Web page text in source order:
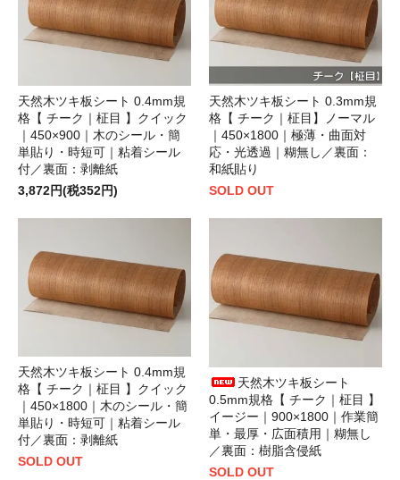
天然木ツキ板シート 0.4mm規
格【 チーク｜柾目 】クイック
｜450×900｜木のシール・簡
単貼り・時短可｜粘着シール
付／裏面：剥離紙
3,872円(税352円)
天然木ツキ板シート 0.3mm規
格【 チーク｜柾目】ノーマル
｜450×1800｜極薄・曲面対
応・光透過｜糊無し／裏面：
和紙貼り
SOLD OUT
天然木ツキ板シート 0.4mm規
格【 チーク｜柾目 】クイック
｜450×1800｜木のシール・簡
単貼り・時短可｜粘着シール
付／裏面：剥離紙
SOLD OUT
天然木ツキ板シート
0.5mm規格【 チーク｜柾目 】
イージー｜900×1800｜作業簡
単・最厚・広面積用｜糊無し
／裏面：樹脂含侵紙
SOLD OUT